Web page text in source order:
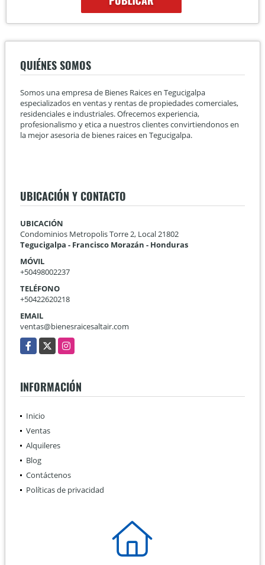
QUIÉNES SOMOS
Somos una empresa de Bienes Raices en Tegucigalpa
especializados en ventas y rentas de propiedades comerciales,
residenciales e industriales. Ofrecemos experiencia,
profesionalismo y etica a nuestros clientes convirtiendonos en
la mejor asesoria de bienes raices en Tegucigalpa.
UBICACIÓN Y CONTACTO
UBICACIÓN
Condominios Metropolis Torre 2, Local 21802
Tegucigalpa - Francisco Morazán - Honduras
MÓVIL
+50498002237
TELÉFONO
+50422620218
EMAIL
ventas@bienesraicesaltair.com
Facebook
X Instagram
INFORMACIÓN
Inicio
Ventas
Alquileres
Blog
Contáctenos
Políticas de privacidad